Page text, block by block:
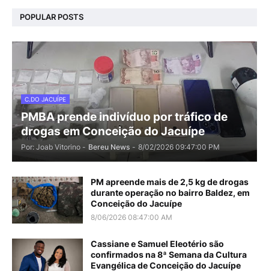
POPULAR POSTS
C.DO JACUÍPE
PMBA prende indivíduo por tráfico de
drogas em Conceição do Jacuípe
Por: Joab Vitorino - Bereu News - 8/02/2026 09:47:00 PM
PM apreende mais de 2,5 kg de drogas
durante operação no bairro Baldez, em
Conceição do Jacuípe
8/06/2026 08:47:00 AM
Cassiane e Samuel Eleotério são
confirmados na 8ª Semana da Cultura
Evangélica de Conceição do Jacuípe